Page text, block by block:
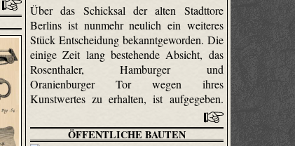
Über das Schicksal der alten Stadttore
Berlins ist nunmehr neulich ein weiteres
Stück Entscheidung bekanntgeworden. Die
einige Zeit lang bestehende Absicht, das
Rosen­thaler, Hamburger und
Oranienburger Tor wegen ihres
Kunstwertes zu erhalten, ist aufgegeben.
ÖFFENTLICHE BAUTEN